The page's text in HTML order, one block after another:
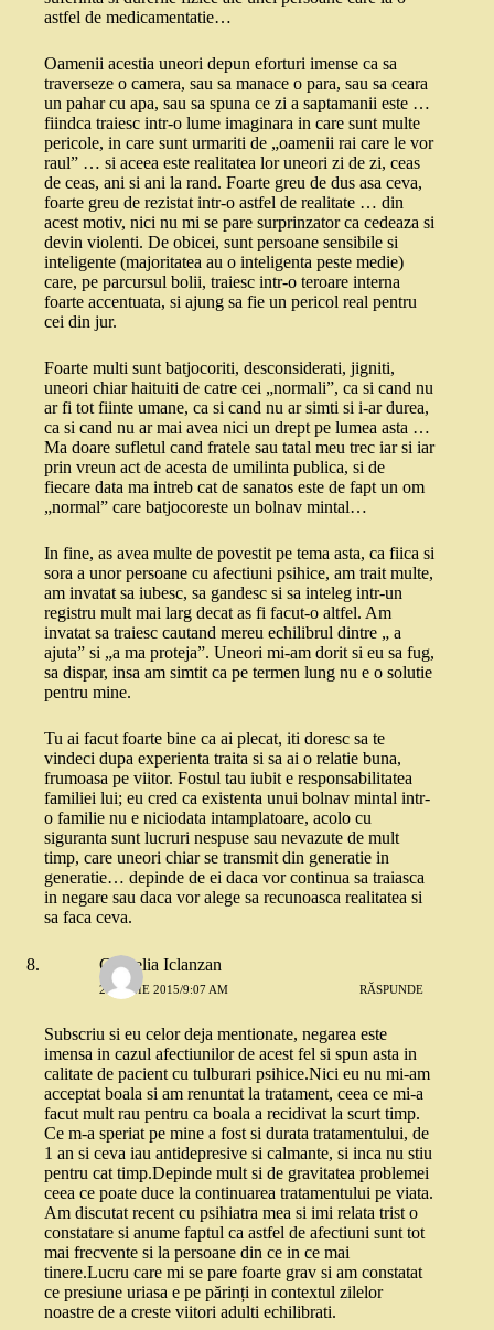
astfel de medicamentatie…
Oamenii acestia uneori depun eforturi imense ca sa
traverseze o camera, sau sa manace o para, sau sa ceara
un pahar cu apa, sau sa spuna ce zi a saptamanii este …
fiindca traiesc intr-o lume imaginara in care sunt multe
pericole, in care sunt urmariti de „oamenii rai care le vor
raul” … si aceea este realitatea lor uneori zi de zi, ceas
de ceas, ani si ani la rand. Foarte greu de dus asa ceva,
foarte greu de rezistat intr-o astfel de realitate … din
acest motiv, nici nu mi se pare surprinzator ca cedeaza si
devin violenti. De obicei, sunt persoane sensibile si
inteligente (majoritatea au o inteligenta peste medie)
care, pe parcursul bolii, traiesc intr-o teroare interna
foarte accentuata, si ajung sa fie un pericol real pentru
cei din jur.
Foarte multi sunt batjocoriti, desconsiderati, jigniti,
uneori chiar haituiti de catre cei „normali”, ca si cand nu
ar fi tot fiinte umane, ca si cand nu ar simti si i-ar durea,
ca si cand nu ar mai avea nici un drept pe lumea asta …
Ma doare sufletul cand fratele sau tatal meu trec iar si iar
prin vreun act de acesta de umilinta publica, si de
fiecare data ma intreb cat de sanatos este de fapt un om
„normal” care batjocoreste un bolnav mintal…
In fine, as avea multe de povestit pe tema asta, ca fiica si
sora a unor persoane cu afectiuni psihice, am trait multe,
am invatat sa iubesc, sa gandesc si sa inteleg intr-un
registru mult mai larg decat as fi facut-o altfel. Am
invatat sa traiesc cautand mereu echilibrul dintre „ a
ajuta” si „a ma proteja”. Uneori mi-am dorit si eu sa fug,
sa dispar, insa am simtit ca pe termen lung nu e o solutie
pentru mine.
Tu ai facut foarte bine ca ai plecat, iti doresc sa te
vindeci dupa experienta traita si sa ai o relatie buna,
frumoasa pe viitor. Fostul tau iubit e responsabilitatea
familiei lui; eu cred ca existenta unui bolnav mintal intr-
o familie nu e niciodata intamplatoare, acolo cu
siguranta sunt lucruri nespuse sau nevazute de mult
timp, care uneori chiar se transmit din generatie in
generatie… depinde de ei daca vor continua sa traiasca
in negare sau daca vor alege sa recunoasca realitatea si
sa faca ceva.
Cornelia Iclanzan
28 IUNIE 2015/9:07 AM RĂSPUNDE
Subscriu si eu celor deja mentionate, negarea este
imensa in cazul afectiunilor de acest fel si spun asta in
calitate de pacient cu tulburari psihice.Nici eu nu mi-am
acceptat boala si am renuntat la tratament, ceea ce mi-a
facut mult rau pentru ca boala a recidivat la scurt timp.
Ce m-a speriat pe mine a fost si durata tratamentului, de
1 an si ceva iau antidepresive si calmante, si inca nu stiu
pentru cat timp.Depinde mult si de gravitatea problemei
ceea ce poate duce la continuarea tratamentului pe viata.
Am discutat recent cu psihiatra mea si imi relata trist o
constatare si anume faptul ca astfel de afectiuni sunt tot
mai frecvente si la persoane din ce in ce mai
tinere.Lucru care mi se pare foarte grav si am constatat
ce presiune uriasa e pe părinți in contextul zilelor
noastre de a creste viitori adulti echilibrati.